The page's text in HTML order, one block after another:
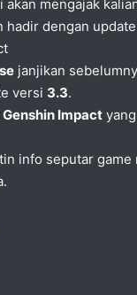
akan mengajak
hadir dengan
janjikan
versi 3.3.
Genshin Impact
info seputar game